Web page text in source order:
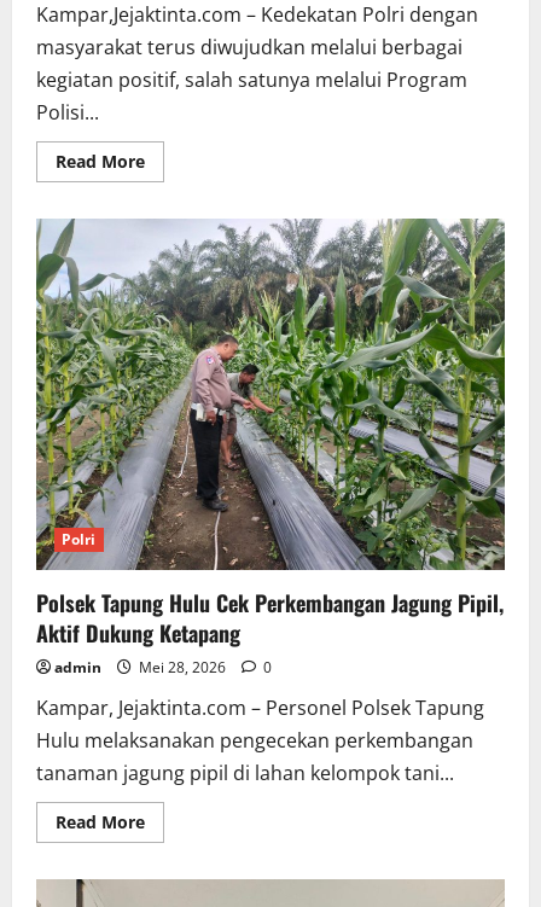
Kampar,Jejaktinta.com – Kedekatan Polri dengan
masyarakat terus diwujudkan melalui berbagai
kegiatan positif, salah satunya melalui Program
Polisi...
Read MoreRead
more
RIKO
RIZKI
MASRI
SH
MH.
Aktif
Dukung
Ketahanan
Pangan
Nasional
di
Desa
Tanah
Datar.
Polri
Polsek Tapung Hulu Cek Perkembangan Jagung Pipil,
Aktif Dukung Ketapang
admin Mei 28, 2026 0
Kampar, Jejaktinta.com – Personel Polsek Tapung
Hulu melaksanakan pengecekan perkembangan
tanaman jagung pipil di lahan kelompok tani...
Read MoreRead
more